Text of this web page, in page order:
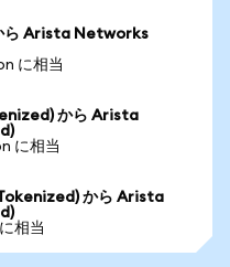
ら Arista Networks
に相当
から Arista
に相当
から Arista
相当